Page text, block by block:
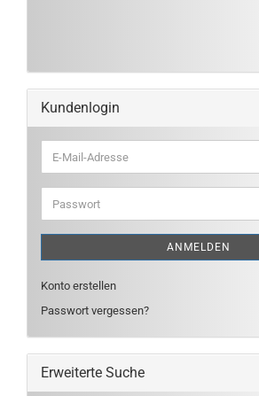
Kundenlogin
E-
Mail-
Adresse
Passwort
ANMELDEN
Konto erstellen
Passwort vergessen?
Erweiterte Suche